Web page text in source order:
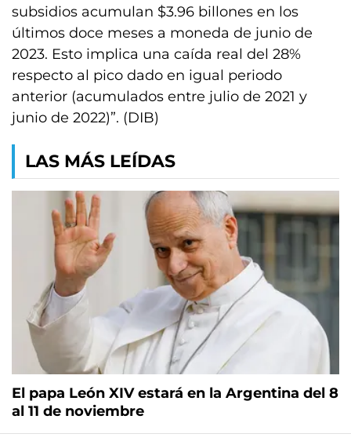
subsidios acumulan $3.96 billones en los
últimos doce meses a moneda de junio de
2023. Esto implica una caída real del 28%
respecto al pico dado en igual periodo
anterior (acumulados entre julio de 2021 y
junio de 2022)”. (DIB)
LAS MÁS LEÍDAS
El papa León XIV estará en la Argentina del 8
al 11 de noviembre